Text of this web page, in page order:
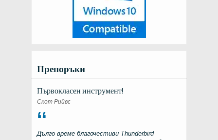
Препоръки
Първокласен инструмент!
Скот Рийвс
Дълго време благочестиви Thunderbird